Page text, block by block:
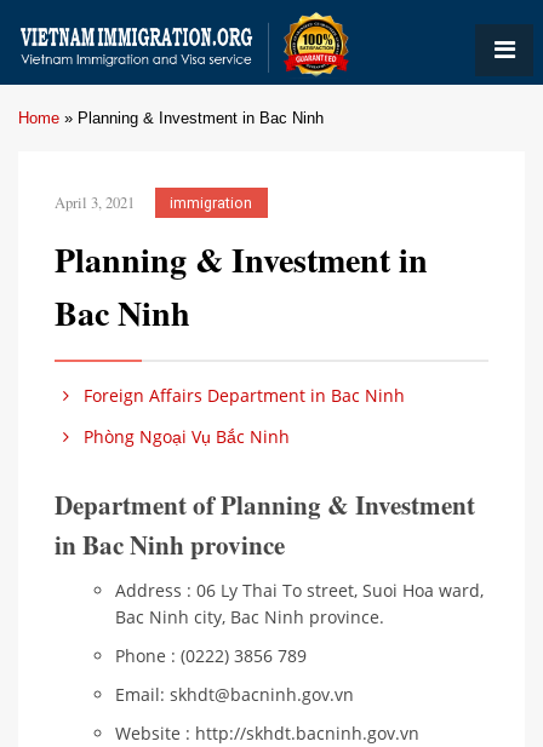
Home » Planning & Investment in Bac Ninh
April 3, 2021 immigration
Planning & Investment in
Bac Ninh
Foreign Affairs Department in Bac Ninh
Phòng Ngoại Vụ Bắc Ninh
Department of Planning & Investment
in Bac Ninh province
Address : 06 Ly Thai To street, Suoi Hoa ward,
Bac Ninh city, Bac Ninh province.
Phone : (0222) 3856 789
Email: skhdt@bacninh.gov.vn
Website : http://skhdt.bacninh.gov.vn